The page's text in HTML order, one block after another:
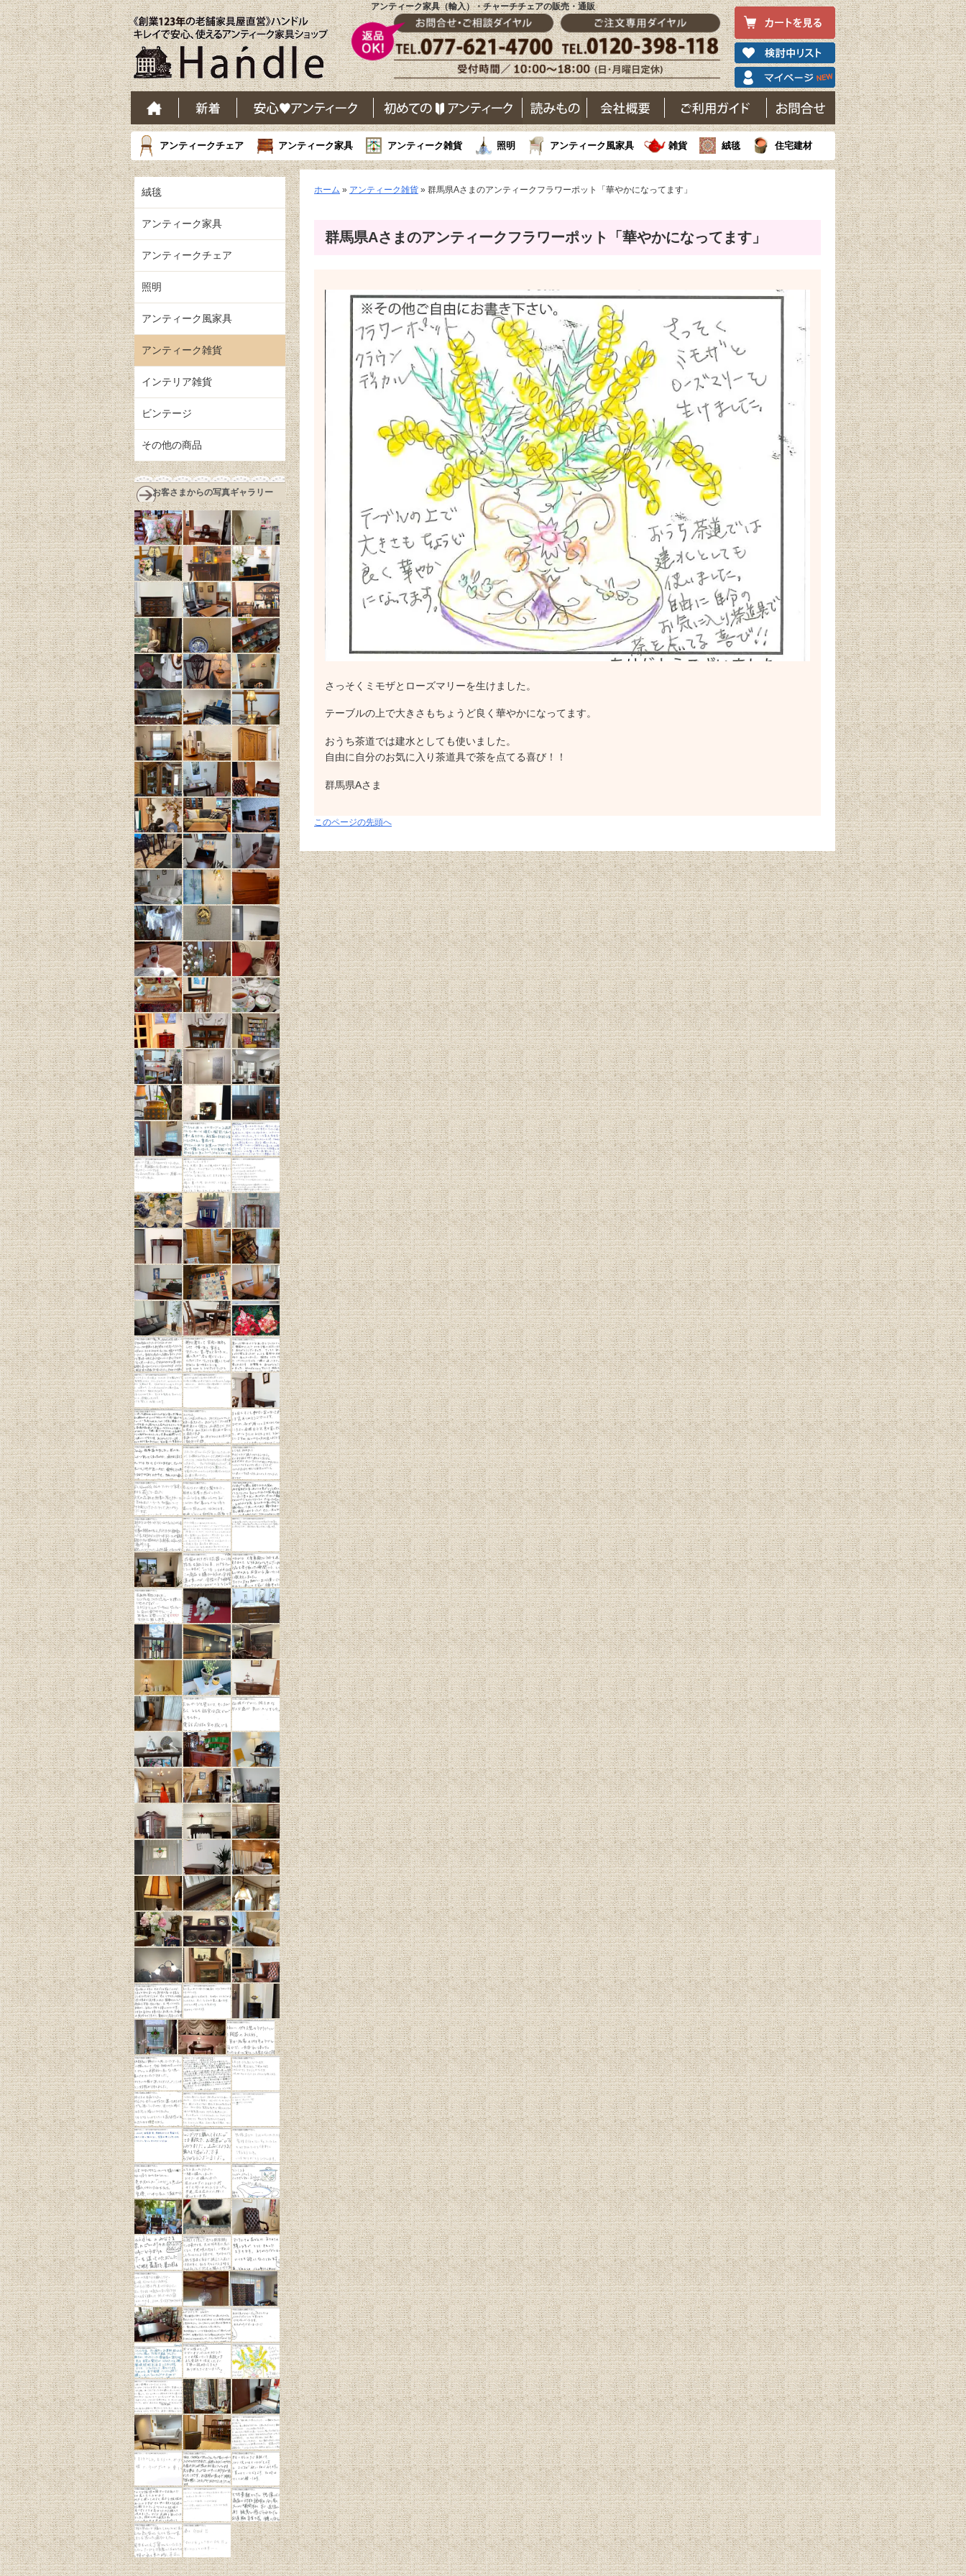
アンティーク家具（輸入）・チャーチチェアの販売・通販
アンティークチェア アンティーク家具 アンティーク雑貨 照明 アンティーク風家具 雑貨 絨毯 住宅建材
ホーム » アンティーク雑貨 » 群馬県Aさまのアンティークフラワーポット「華やかになってます」
群馬県Aさまのアンティークフラワーポット「華やかになってます」
さっそくミモザとローズマリーを生けました。
テーブルの上で大きさもちょうど良く華やかになってます。
おうち茶道では建水としても使いました。
自由に自分のお気に入り茶道具で茶を点てる喜び！！
群馬県Aさま
このページの先頭へ
絨毯
アンティーク家具
アンティークチェア
照明
アンティーク風家具
アンティーク雑貨
インテリア雑貨
ビンテージ
その他の商品
お客さまからの写真ギャラリー